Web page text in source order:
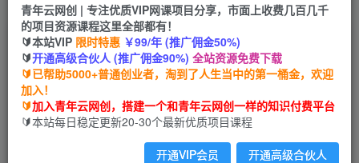
首页 创业课程 会员免费 正文
影视解说特训营，自媒体红利期最火的赛道（全套
课程-价值999）
青年云网创
2年前发布
关注 私信
青年云网创 | 专注优质VIP网课项目分享，市面上收费几百几千
的项目资源课程这里全部都有！
🔰本站VIP 限时特惠 ￥99/年 (推广佣金50%)
🔰开通高级合伙人 (推广佣金90%) 全站资源免费下载
🔰已帮助5000+普通创业者，淘到了人生当中的第一桶金，欢迎
加入！
🔰加入青年云网创，搭建一个和青年云网创一样的知识付费平台
🔰本站每日稳定更新20-30个最新优质项目课程
开通VIP会员 开通高级合伙人